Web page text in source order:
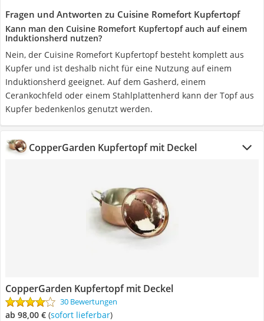
Fragen und Antworten zu Cuisine Romefort Kupfertopf
Kann man den Cuisine Romefort Kupfertopf auch auf einem
Induktionsherd nutzen?
Nein, der Cuisine Romefort Kupfertopf besteht komplett aus
Kupfer und ist deshalb nicht für eine Nutzung auf einem
Induktionsherd geeignet. Auf dem Gasherd, einem
Cerankochfeld oder einem Stahlplattenherd kann der Topf aus
Kupfer bedenkenlos genutzt werden.
CopperGarden Kupfertopf mit Deckel
CopperGarden Kupfertopf mit Deckel
30 Bewertungen
ab 98,00 € ( Sofort lieferbar)